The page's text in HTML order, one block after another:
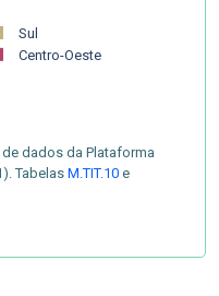
Sul
Centro-Oeste
de dados da Plataforma
Tabelas M.TIT.10 e